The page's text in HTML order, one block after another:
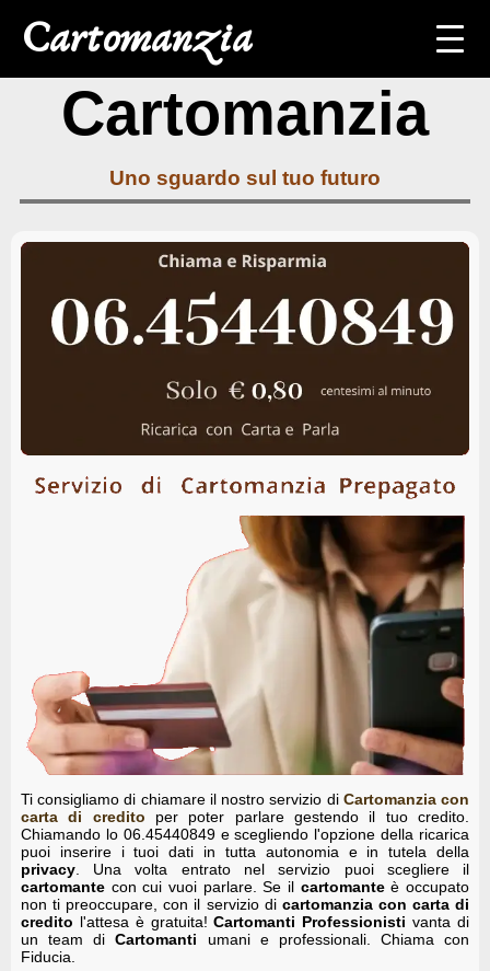
Cartomanzia
Home
carta di credito
Svizzera
Cartomanzia
Germania
Tarocchi
Cartomanzia
Uno sguardo sul tuo futuro
Ti consigliamo di chiamare il nostro servizio di Cartomanzia con
carta di credito per poter parlare gestendo il tuo credito.
Chiamando lo 06.45440849 e scegliendo l'opzione della ricarica
puoi inserire i tuoi dati in tutta autonomia e in tutela della
privacy. Una volta entrato nel servizio puoi scegliere il
cartomantecon cui vuoi parlare. Se il cartomanteè occupato
non ti preoccupare, con il servizio di cartomanzia con carta di
credito l'attesa è gratuita!Cartomanti Professionisti vanta di
un team diCartomanti umani e professionali. Chiama con
Fiducia.